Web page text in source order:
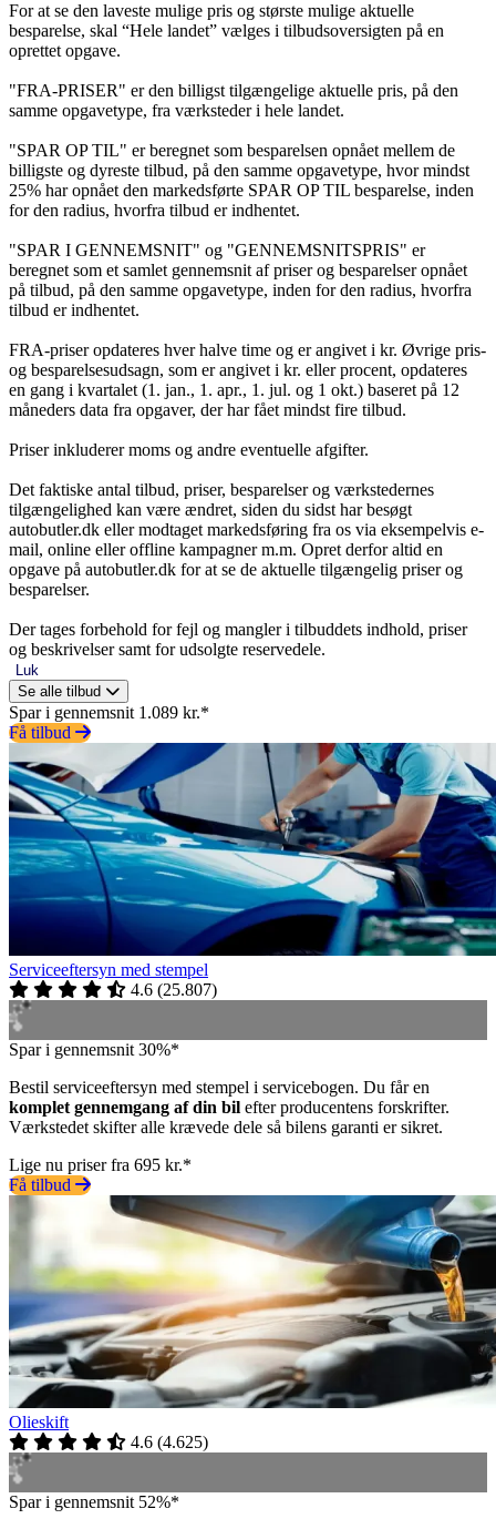
For at se den laveste mulige pris og største mulige aktuelle
besparelse, skal “Hele landet” vælges i tilbudsoversigten på en
oprettet opgave.
"FRA-PRISER" er den billigst tilgængelige aktuelle pris, på den
samme opgavetype, fra værksteder i hele landet.
"SPAR OP TIL" er beregnet som besparelsen opnået mellem de
billigste og dyreste tilbud, på den samme opgavetype, hvor mindst
25% har opnået den markedsførte SPAR OP TIL besparelse, inden
for den radius, hvorfra tilbud er indhentet.
"SPAR I GENNEMSNIT" og "GENNEMSNITSPRIS" er
beregnet som et samlet gennemsnit af priser og besparelser opnået
på tilbud, på den samme opgavetype, inden for den radius, hvorfra
tilbud er indhentet.
FRA-priser opdateres hver halve time og er angivet i kr. Øvrige pris-
og besparelsesudsagn, som er angivet i kr. eller procent, opdateres
en gang i kvartalet (1. jan., 1. apr., 1. jul. og 1 okt.) baseret på 12
måneders data fra opgaver, der har fået mindst fire tilbud.
Priser inkluderer moms og andre eventuelle afgifter.
Det faktiske antal tilbud, priser, besparelser og værkstedernes
tilgængelighed kan være ændret, siden du sidst har besøgt
autobutler.dk eller modtaget markedsføring fra os via eksempelvis e-
mail, online eller offline kampagner m.m. Opret derfor altid en
opgave på autobutler.dk for at se de aktuelle tilgængelig priser og
besparelser.
Der tages forbehold for fejl og mangler i tilbuddets indhold, priser
og beskrivelser samt for udsolgte reservedele.
Luk
Se alle tilbud
Spar i gennemsnit 1.089 kr.*
Få tilbud
Serviceeftersyn med stempel
4.6 (25.807)
Spar i gennemsnit 30%*
Bestil serviceeftersyn med stempel i servicebogen. Du får en
komplet gennemgang af din bil efter producentens forskrifter.
Værkstedet skifter alle krævede dele så bilens garanti er sikret.
Lige nu priser fra 695 kr.*
Få tilbud
Olieskift
4.6 (4.625)
Spar i gennemsnit 52%*